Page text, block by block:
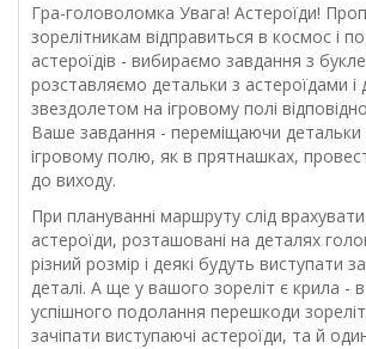
Гра-головоломка Увага! Астероїди!
зорелітникам відправиться в космос і
астероїдів - вибираємо завдання з
розставляємо детальки з астероїдами
звездолетом на ігровому полі
Ваше завдання - переміщаючи
ігровому полю, як в прятнашках,
до виходу.
При плануванні маршруту слід
астероїди, розташовані на деталях
різний розмір і деякі будуть виступати
деталі. А ще у вашого зореліт є крила -
успішного подолання перешкоди
зачіпати виступаючі астероїди, та й